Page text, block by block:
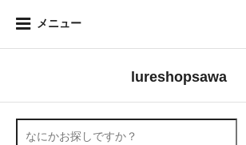
メニュー
lureshopsawa